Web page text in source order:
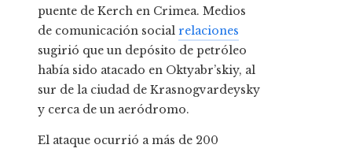
puente de Kerch en Crimea. Medios
de comunicación social relaciones
sugirió que un depósito de petróleo
había sido atacado en Oktyabr’skiy, al
sur de la ciudad de Krasnogvardeysky
y cerca de un aeródromo.
El ataque ocurrió a más de 200